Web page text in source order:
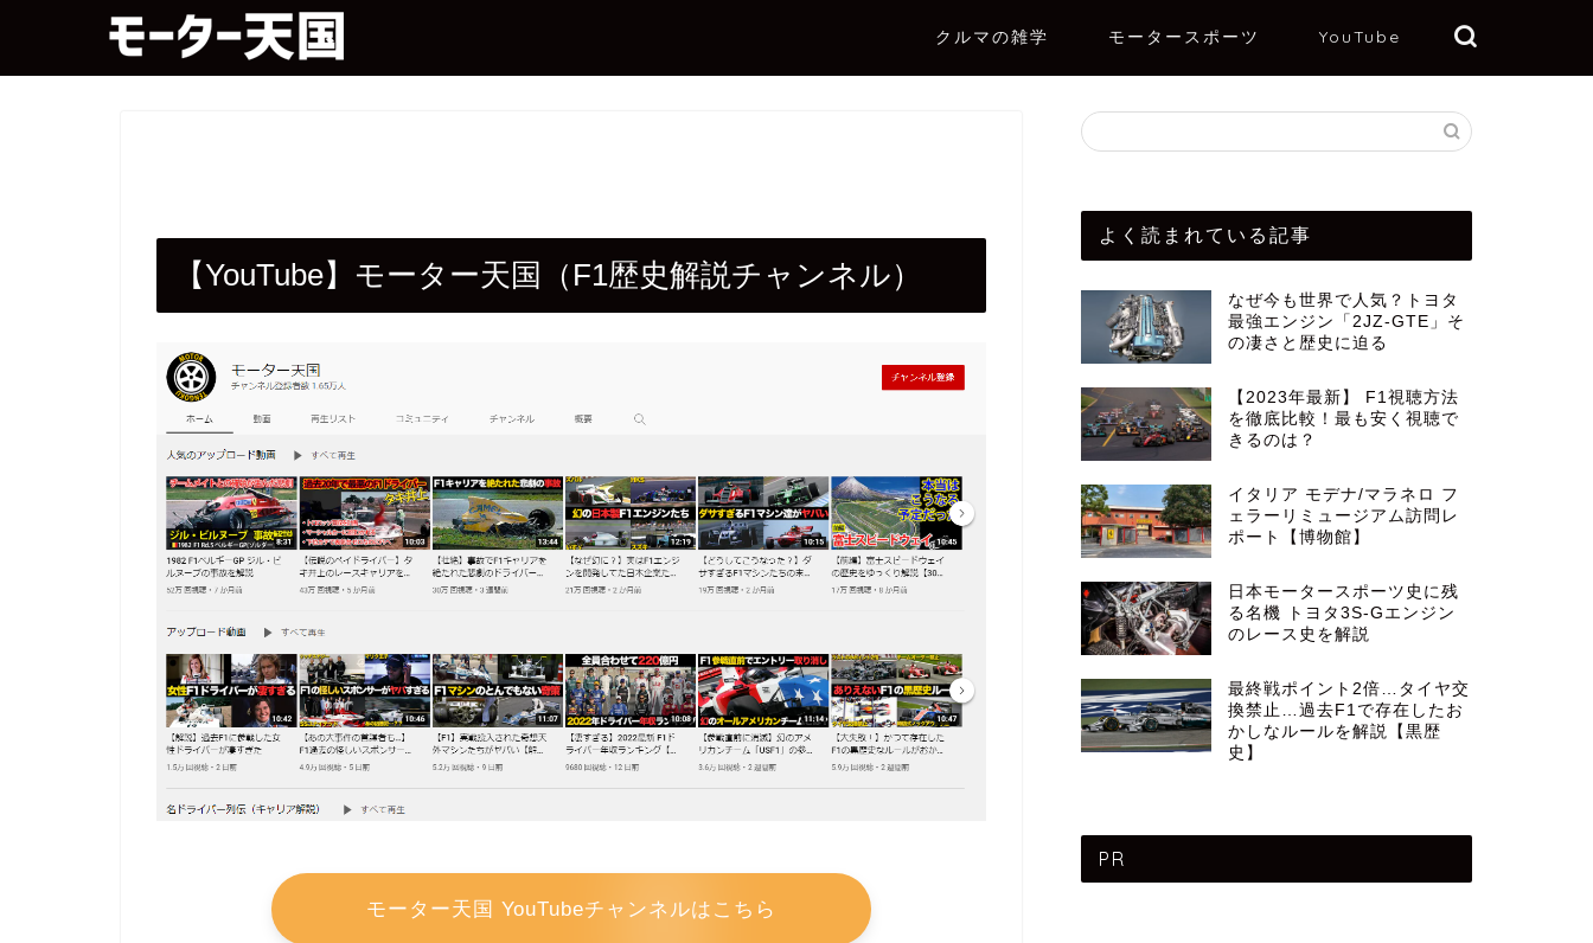
クルマの雑学 モータースポーツ YouTube
【YouTube】モーター天国（F1歴史解説チャンネル）
モーター天国 YouTubeチャンネルはこちら
よく読まれている記事
なぜ今も世界で人気？トヨタ
最強エンジン「2JZ-GTE」そ
の凄さと歴史に迫る
【2023年最新】 F1視聴方法
を徹底比較！最も安く視聴で
きるのは？
イタリア モデナ/マラネロ フ
ェラーリミュージアム訪問レ
ポート【博物館】
日本モータースポーツ史に残
る名機 トヨタ3S-Gエンジン
のレース史を解説
最終戦ポイント2倍…タイヤ交
換禁止…過去F1で存在したお
かしなルールを解説【黒歴
史】
PR